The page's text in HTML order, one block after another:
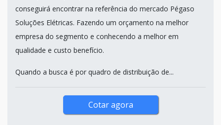
conseguirá encontrar na referência do mercado Pégaso
Soluções Elétricas. Fazendo um orçamento na melhor
empresa do segmento e conhecendo a melhor em
qualidade e custo benefício.
Quando a busca é por quadro de distribuição de...
Cotar agora